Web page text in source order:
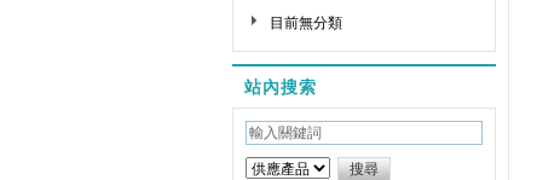
目前無分類
站內搜索